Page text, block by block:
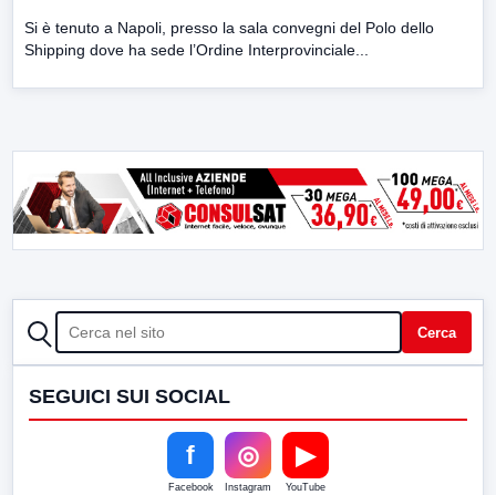
Si è tenuto a Napoli, presso la sala convegni del Polo dello
Shipping dove ha sede l’Ordine Interprovinciale...
CERCA Cerca
SEGUICI SUI SOCIAL
f
Facebook
◎
Instagram
▶
YouTube